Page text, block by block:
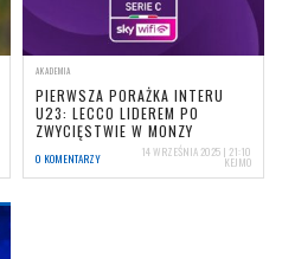
AKADEMIA
PIERWSZA PORAŻKA INTERU
U23: LECCO LIDEREM PO
ZWYCIĘSTWIE W MONZY
0 KOMENTARZY 14 WRZEŚNIA 2025 | 21:10
KEJMO